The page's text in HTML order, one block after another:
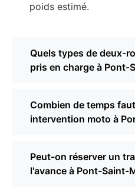
poids estimé.
Quels types de deux-
pris en charge à Pont-
Combien de temps
intervention moto à
Peut-on réserver un
l'avance à Pont-Saint-